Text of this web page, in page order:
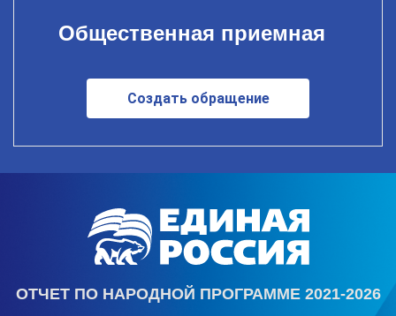
Общественная приемная
Создать обращение
ОТЧЕТ ПО НАРОДНОЙ ПРОГРАММЕ 2021-2026